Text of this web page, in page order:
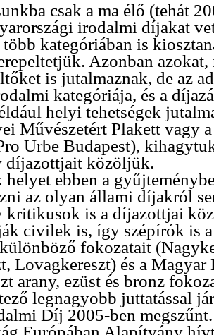
csak a ma élő (tehát
irodalmi díjakat
kategóriában is
Azonban
is jutalmaznak, de az
kategóriája, és a
helyi tehetségek
Művészetért Plakett vagy
Urbe Budapest),
díjazottjait közöljük.
helyet ebben a
az olyan állami díjakról
is a díjazottjai
civilek is, így szépírók is
fokozatait
Lovagkereszt) és a Magyar
arany, ezüst és bronz
legnagyobb juttatással
Díj 2005-ben